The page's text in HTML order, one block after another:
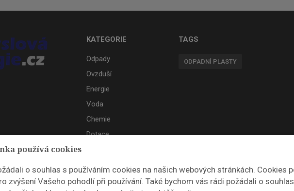
používá cookies
o souhlas s používáním cookies na našich webových stránkách. Cookies
zvýšení Vašeho pohodlí při používání. Také bychom vás rádi požádali o
KATEGORIE
Odpady
Ovzduší
Energie
Voda
Chemie
Dotace
TAGS
ODPADNÍ PLASTY